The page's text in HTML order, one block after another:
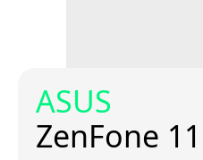
ASUS
ZenFone